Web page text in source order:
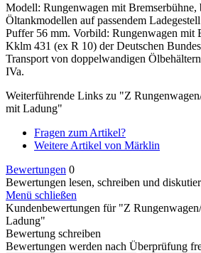
Modell: Rungenwagen mit Bremserbühne,
Öltankmodellen auf passendem
Puffer 56 mm. Vorbild: Rungenwagen mit
Kklm 431 (ex R 10) der Deutschen
Transport von doppelwandigen
IVa.
Weiterführende Links zu "Z
mit Ladung"
Fragen zum Artikel?
Weitere Artikel von Märklin
Bewertungen 0
Bewertungen lesen, schreiben und
Menü schließen
Kundenbewertungen für "Z
Ladung"
Bewertung schreiben
Bewertungen werden nach Überprüfung